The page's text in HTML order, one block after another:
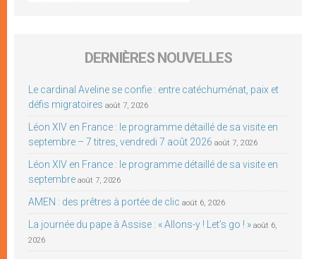
DERNIÈRES NOUVELLES
Le cardinal Aveline se confie : entre catéchuménat, paix et
défis migratoires août 7, 2026
Léon XIV en France : le programme détaillé de sa visite en
septembre – 7 titres, vendredi 7 août 2026 août 7, 2026
Léon XIV en France : le programme détaillé de sa visite en
septembre août 7, 2026
AMEN : des prêtres à portée de clic août 6, 2026
La journée du pape à Assise : « Allons-y ! Let’s go ! » août 6,
2026